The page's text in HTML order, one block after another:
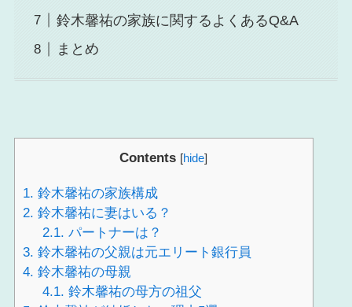
鈴木馨祐の家族に関するよくあるQ&A
まとめ
Contents [hide]
1. 鈴木馨祐の家族構成
2. 鈴木馨祐に妻はいる？
2.1. パートナーは？
3. 鈴木馨祐の父親は元エリート銀行員
4. 鈴木馨祐の母親
4.1. 鈴木馨祐の母方の祖父